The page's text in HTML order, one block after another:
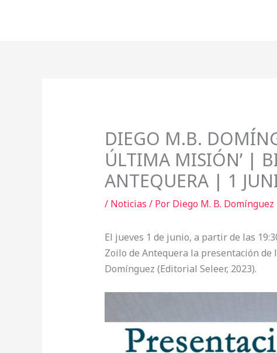
DIEGO M.B.
ÚLTIMA MISIÓN’ |
ANTEQUERA | 1
/ Noticias / Por Diego M. B. Domínguez
El jueves 1 de junio, a partir de las
Zoilo de Antequera la presentación de
Domínguez (Editorial Seleer, 2023).